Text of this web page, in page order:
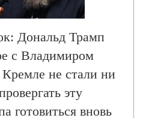
эффект произвела
в MAGA, новый
и война роботов
Дональд Трамп
с Владимиром
не стали ни
эту
готовиться вновь